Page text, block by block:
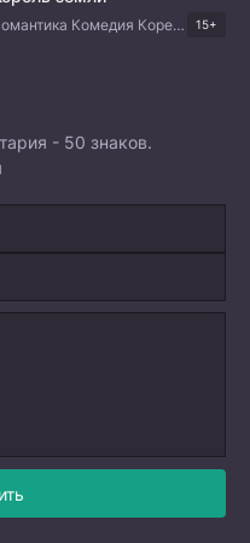
Романтика Комедия Корейские дорамы 15+
- 50 знаков.